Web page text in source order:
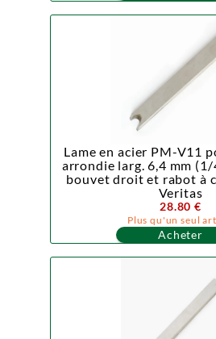
Lame en acier PM-V11
arrondie larg. 6,4 mm
bouvet droit et rabot à
Veritas
28.80 €
Plus qu'un seul
Acheter